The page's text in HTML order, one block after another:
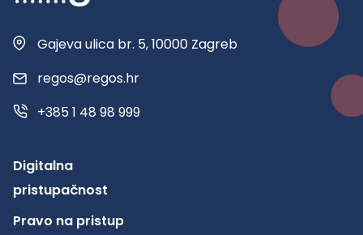
Gajeva ulica br. 5, 10000 Zagreb
regos@regos.hr
+385 1 48 98 999
Digitalna
pristupačnost
Pravo na pristup